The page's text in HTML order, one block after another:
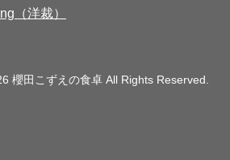
（洋裁）
櫻田こずえの食卓 All Rights Reserved.